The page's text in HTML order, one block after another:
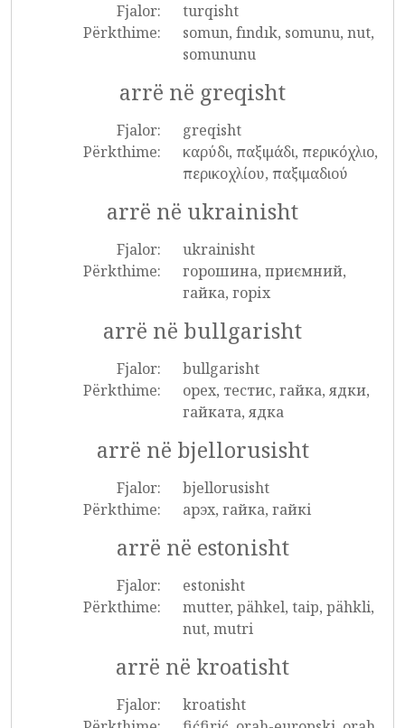
Fjalor:
turqisht
Përkthime:
somun, fındık, somunu, nut,
somununu
arrë në greqisht
Fjalor:
greqisht
Përkthime:
καρύδι, παξιμάδι, περικόχλιο,
περικοχλίου, παξιμαδιού
arrë në ukrainisht
Fjalor:
ukrainisht
Përkthime:
горошина, приємний,
гайка, горіх
arrë në bullgarisht
Fjalor:
bullgarisht
Përkthime:
орех, тестис, гайка, ядки,
гайката, ядка
arrë në bjellorusisht
Fjalor:
bjellorusisht
Përkthime:
арэх, гайка, гайкі
arrë në estonisht
Fjalor:
estonisht
Përkthime:
mutter, pähkel, taip, pähkli,
nut, mutri
arrë në kroatisht
Fjalor:
kroatisht